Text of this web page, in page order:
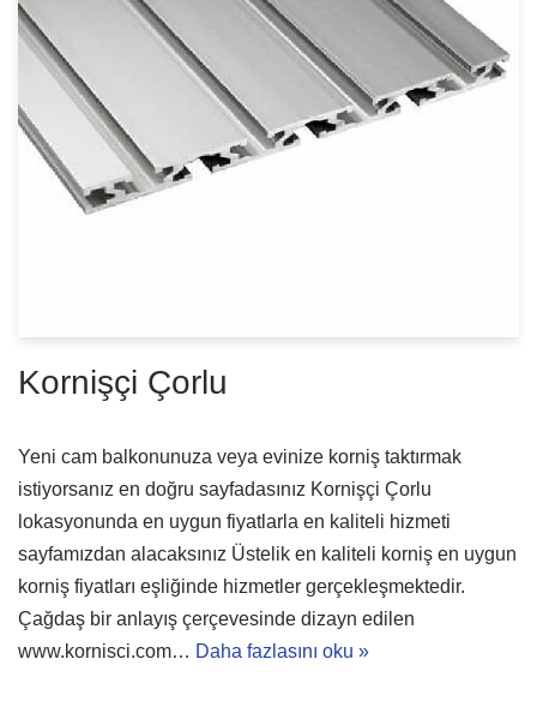
Kornişçi Çorlu
Yeni cam balkonunuza veya evinize korniş taktırmak
istiyorsanız en doğru sayfadasınız Kornişçi Çorlu
lokasyonunda en uygun fiyatlarla en kaliteli hizmeti
sayfamızdan alacaksınız Üstelik en kaliteli korniş en uygun
korniş fiyatları eşliğinde hizmetler gerçekleşmektedir.
Çağdaş bir anlayış çerçevesinde dizayn edilen
www.kornisci.com… Daha fazlasını oku »